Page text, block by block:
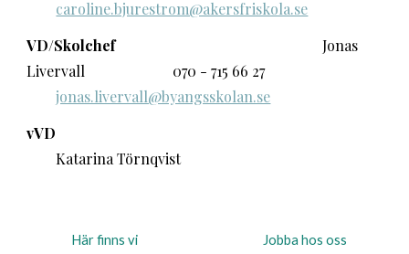
caroline.bjurestrom@akersfriskola.se
VD/Skolchef
Jonas
Livervall
070 - 715 66 27
jonas.livervall@byangsskolan.se
vVD
Katarina Törnqvist
Här finns vi Jobba hos oss